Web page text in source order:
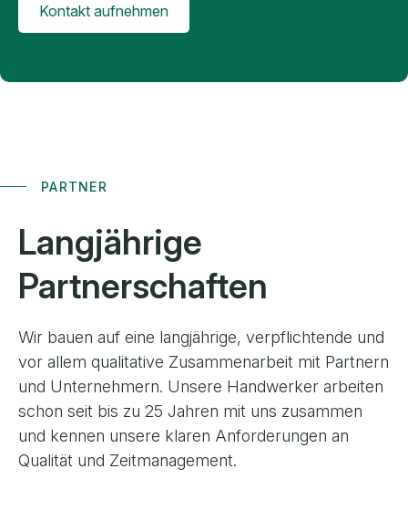
Kontakt aufnehmen
PARTNER
Langjährige
Partnerschaften
Wir bauen auf eine langjährige, verpflichtende und
vor allem qualitative Zusammenarbeit mit Partnern
und Unternehmern. Unsere Handwerker arbeiten
schon seit bis zu 25 Jahren mit uns zusammen
und kennen unsere klaren Anforderungen an
Qualität und Zeitmanagement.